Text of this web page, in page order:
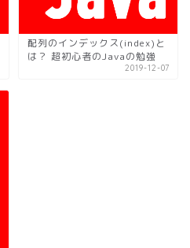
配列のインデックス(index)と
は？ 超初心者のJavaの勉強
2019-12-07